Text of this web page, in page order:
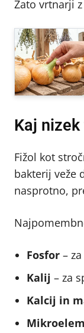
Zato vrtnarji
Kaj
Fižol kot
bakterij veže
nasprotno,
Fosfor –
Kalij – za
Kalcij in